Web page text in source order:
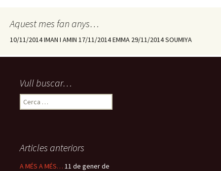
Aquest mes fan anys…
10/11/2014 IMAN I AMIN 17/11/2014 EMMA 29/11/2014 SOUMIYA
Vull buscar…
e
:Articles anteriors
A MÉS A MÉS… 11 de gener de